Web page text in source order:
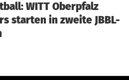
WITT Oberpfalz
starten in zweite JBBL-